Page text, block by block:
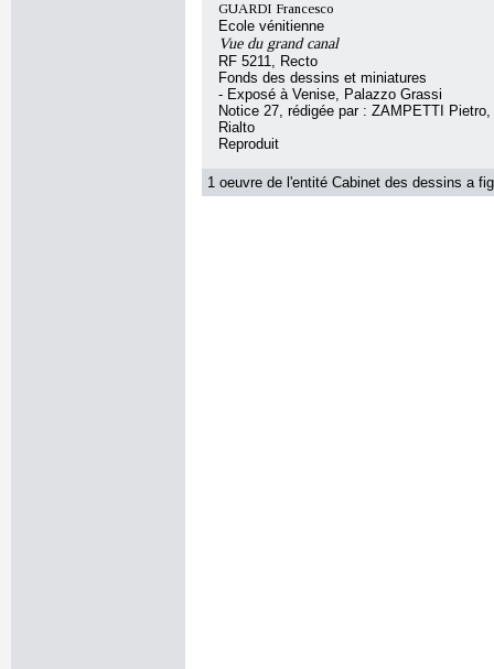
GUARDI Francesco
Ecole vénitienne
Vue du grand canal
RF 5211, Recto
Fonds des dessins et miniatures
- Exposé à Venise, Palazzo Grassi
Notice 27, rédigée par : ZAMPETTI
Rialto
Reproduit
1 oeuvre de l'entité Cabinet des dessins a